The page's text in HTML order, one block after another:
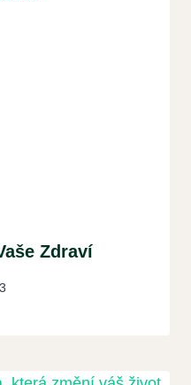
Zdraví